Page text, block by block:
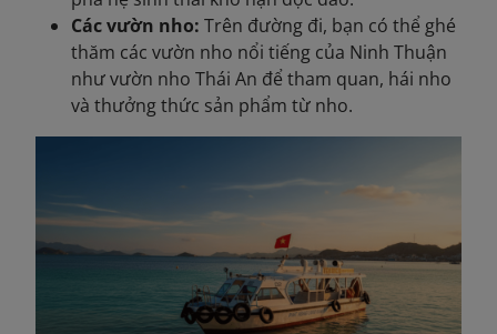
Các vườn nho: Trên đường đi, bạn có thể ghé
thăm các vườn nho nổi tiếng của Ninh Thuận
như vườn nho Thái An để tham quan, hái nho
và thưởng thức sản phẩm từ nho.